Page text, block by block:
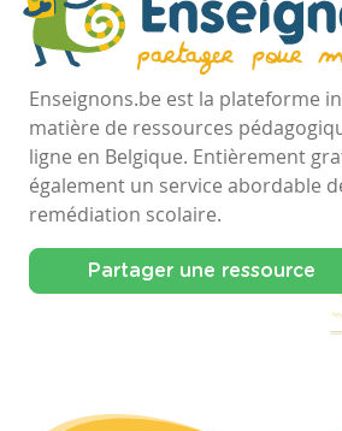
Enseignons.be est la plateforme
matière de ressources
ligne en Belgique. Entièrement
également un service abordable
remédiation scolaire.
Partager une ressource